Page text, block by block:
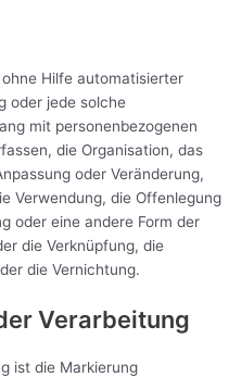
Hilfe automatisierter
oder jede solche
mit personenbezogenen
die Organisation, das
oder Veränderung,
Verwendung, die Offenlegung
oder eine andere Form der
die Verknüpfung, die
die Vernichtung.
Verarbeitung
ist die Markierung